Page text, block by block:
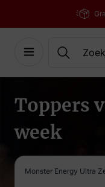
Toppers
week
Monster Energy Ultra